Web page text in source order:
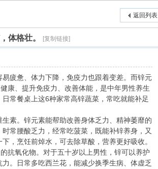
返回列表
体格壮。 [复制链接]
疲惫、体力下降，免疫力也跟着变差。而锌元
康、提升免疫力、改善体能，是中年男性养生
常餐桌上这6种家常高锌蔬菜，常吃就能补足
素。锌元素能帮助改善身体乏力、精神萎靡的
常腰酸乏力，经常吃菠菜，既能补锌养身，又
，烹饪前焯水，可去除草酸，营养更好吸收。
抗氧化物。对于五十岁以上男性，锌可以养护
。日常多吃西兰花，能减少换季生病、体虚乏